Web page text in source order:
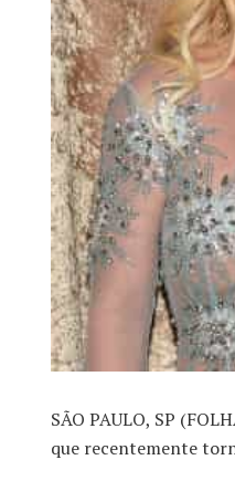
SÃO PAULO, SP
que recentemente